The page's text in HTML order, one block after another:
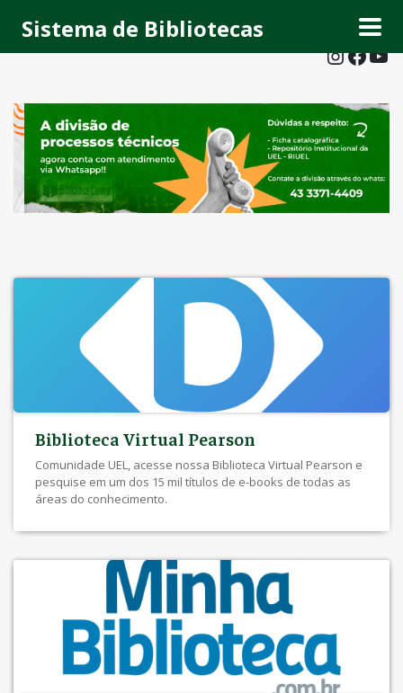
Sistema de Bibliotecas
InstagramFacebook Youtube
Biblioteca Virtual Pearson
Comunidade UEL, acesse nossa Biblioteca Virtual Pearson e
pesquise em um dos 15 mil títulos de e-books de todas as
áreas do conhecimento.